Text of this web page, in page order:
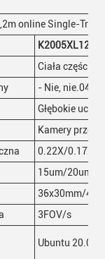
online Single-Track
K2005XL1200
Ciała części
- Nie, nie.0402
Głębokie
Kamery
0.22X/0.17X/
15um/20um/
36x30mm/
3FOV/s
Ubuntu 20.04